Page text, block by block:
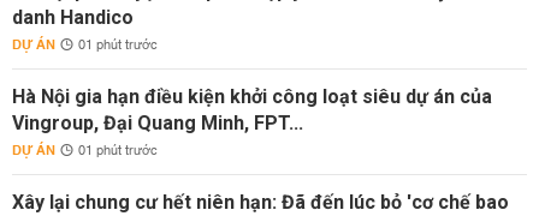
danh Handico
DỰ ÁN 01 phút trước
Hà Nội gia hạn điều kiện khởi công loạt siêu dự án của
Vingroup, Đại Quang Minh, FPT...
DỰ ÁN 01 phút trước
Xây lại chung cư hết niên hạn: Đã đến lúc bỏ 'cơ chế bao